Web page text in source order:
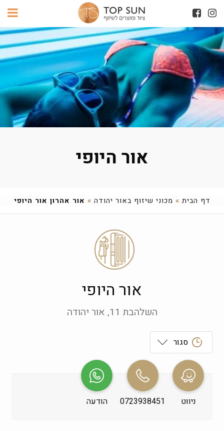
אור היופי
דף הבית » מכוני שיזוף באור יהודה » אור אהרון אור היופי
אור היופי
השלהבת 11, אור יהודה
סגור
ראשון
שני
08:00-23:30
שלישי
ניווט 0723938451 הודעה